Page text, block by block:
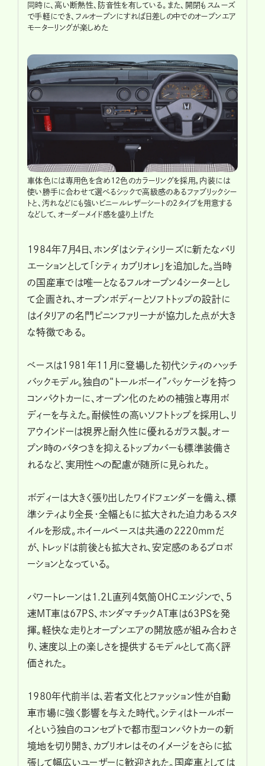
同時に、高い断熱性、防音性を有している。また、開閉もスムーズ
で手軽にでき、フルオープンにすれば日差しの中でのオープンエア
モーターリングが楽しめた
車体色には専用色を含め12色のカラーリングを採用。内装には
使い勝手に合わせて選べるシックで高級感のあるファブリックシー
トと、汚れなどにも強いビニールレザーシートの2タイプを用意する
などして、オーダーメイド感を盛り上げた
1984年7月4日、ホンダはシティシリーズに新たなバリ
エーションとして「シティ カブリオレ」を追加した。当時
の国産車では唯一となるフルオープン4シーターとし
て企画され、オープンボディーとソフトトップの設計に
はイタリアの名門ピニンファリーナが協力した点が大き
な特徴である。
ベースは1981年11月に登場した初代シティのハッチ
バックモデル。独自の“トールボーイ”パッケージを持つ
コンパクトカーに、オープン化のための補強と専用ボ
ディーを与えた。耐候性の高いソフトトップを採用し、リ
アウインドーは視界と耐久性に優れるガラス製。オー
プン時のバタつきを抑えるトップカバーも標準装備さ
れるなど、実用性への配慮が随所に見られた。
ボディーは大きく張り出したワイドフェンダーを備え、標
準シティより全長・全幅ともに拡大された迫力あるスタ
イルを形成。ホイールベースは共通の2220mmだ
が、トレッドは前後とも拡大され、安定感のあるプロポ
ーションとなっている。
パワートレーンは1.2L直列4気筒OHCエンジンで、5
速MT車は67PS、ホンダマチックAT車は63PSを発
揮。軽快な走りとオープンエアの開放感が組み合わさ
り、速度以上の楽しさを提供するモデルとして高く評
価された。
1980年代前半は、若者文化とファッション性が自動
車市場に強く影響を与えた時代。シティはトールボー
イという独自のコンセプトで都市型コンパクトカーの新
境地を切り開き、カブリオレはそのイメージをさらに拡
張して幅広いユーザーに歓迎された。国産車としては